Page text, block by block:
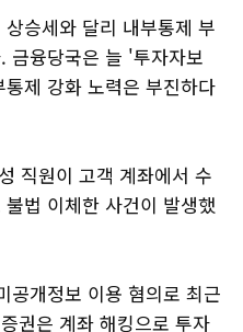
승세와 달리 내부통제 부
금융당국은 늘 '투자자보
제 강화 노력은 부진하다
직원이 고객 계좌에서 수
법 이체한 사건이 발생했
공개정보 이용 혐의로 최근
권은 계좌 해킹으로 투자